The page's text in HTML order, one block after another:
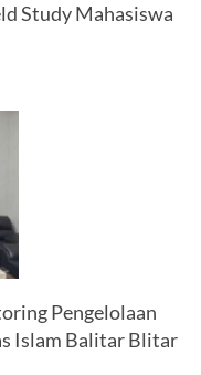
Study Mahasiswa
Pengelolaan
Islam Balitar Blitar